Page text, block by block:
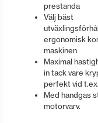
du både
när du inte
när
används.
Läs mer
ditt arbete
oavsett
varje
och
Läs mer
skifta
genom att
trycka på
Läs mer
AdBlue-
för dagligt
prestanda
Välj bäst
ergonomisk
maskinen
Maximal
in tack vare
perfekt vid
Med handgas
motorvarv.